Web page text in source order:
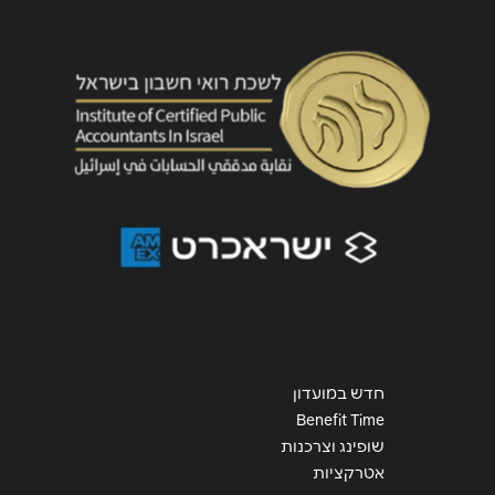
שליחה
חדש במועדון
Benefit Time
שופינג וצרכנות
אטרקציות